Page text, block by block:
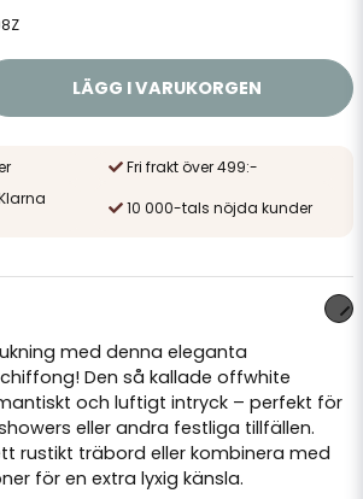
LÄGG I VARUKORGEN
Fri frakt över 499:-
10 000-tals nöjda kunder
med denna eleganta
Den så kallade offwhite
och luftigt intryck – perfekt för
eller andra festliga tillfällen.
rustikt träbord eller kombinera med
för en extra lyxig känsla.